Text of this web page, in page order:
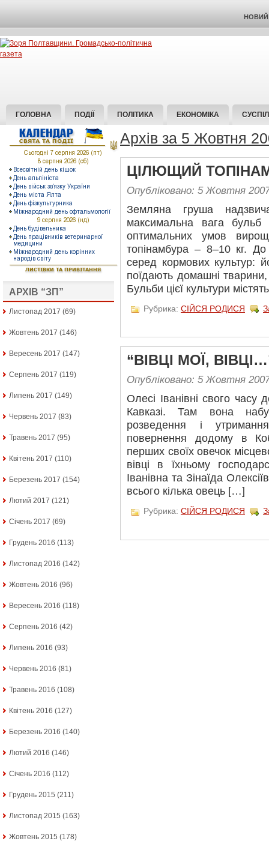
НОВИЙ
ГОЛОВНА ПОДІЇ ПОЛІТИКА ЕКОНОМІКА
АРХІВ “ЗП”
Листопад 2017 (69)
Жовтень 2017 (146)
Вересень 2017 (147)
Серпень 2017 (119)
Липень 2017 (149)
Червень 2017 (83)
Травень 2017 (95)
Квітень 2017 (110)
Березень 2017 (154)
Лютий 2017 (121)
Січень 2017 (69)
Грудень 2016 (113)
Листопад 2016 (142)
Жовтень 2016 (96)
Вересень 2016 (118)
Серпень 2016 (42)
Липень 2016 (93)
Червень 2016 (81)
Травень 2016 (108)
Квітень 2016 (127)
Березень 2016 (140)
Лютий 2016 (146)
Січень 2016 (112)
Грудень 2015 (211)
Листопад 2015 (163)
Жовтень 2015 (178)
Архів за 5 Жовтня
ЦІЛЮЩИЙ
Опубліковано: 5 Жовтня
Земляна груша
максимальна вага
оптимальних умов
топінамбура – 8–10 кг.
серед кормових культур:
поїдають домашні
Бульби цієї культури
Рубрика: СІЙСЯ РОДИСЯ
“ВІВЦІ МОЇ,
Опубліковано: 5 Жовтня
Олесі Iванівні свого
Кавказі. Там вона
розведення і
повернення додому в
перших своїх овечок
вівці в їхньому
Іванівна та Зінаїда
всього кілька овець […]
Рубрика: СІЙСЯ РОДИСЯ